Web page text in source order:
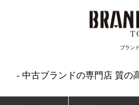
ブラン
- 中古ブランドの専門店 質の